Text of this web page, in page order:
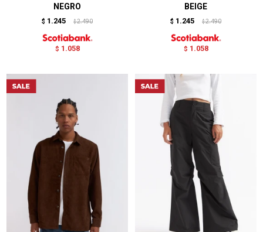
NEGRO
$ 1.245 $ 2.490
$ 1.058
BEIGE
$ 1.245 $ 2.490
$ 1.058